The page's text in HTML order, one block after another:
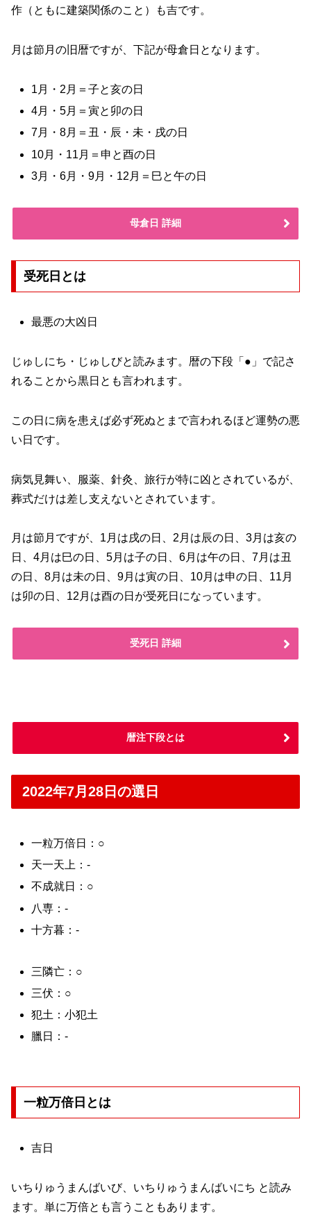
作（ともに建築関係のこと）も吉です。
月は節月の旧暦ですが、下記が母倉日となります。
1月・2月＝子と亥の日
4月・5月＝寅と卯の日
7月・8月＝丑・辰・未・戌の日
10月・11月＝申と酉の日
3月・6月・9月・12月＝巳と午の日
母倉日 詳細
受死日とは
最悪の大凶日
じゅしにち・じゅしびと読みます。暦の下段「●」で記さ
れることから黒日とも言われます。
この日に病を患えば必ず死ぬとまで言われるほど運勢の悪
い日です。
病気見舞い、服薬、針灸、旅行が特に凶とされているが、
葬式だけは差し支えないとされています。
月は節月ですが、1月は戌の日、2月は辰の日、3月は亥の
日、4月は巳の日、5月は子の日、6月は午の日、7月は丑
の日、8月は未の日、9月は寅の日、10月は申の日、11月
は卯の日、12月は酉の日が受死日になっています。
受死日 詳細
暦注下段とは
2022年7月28日の選日
一粒万倍日：○
天一天上：-
不成就日：○
八専：-
十方暮：-
三隣亡：○
三伏：○
犯土：小犯土
臘日：-
一粒万倍日とは
吉日
いちりゅうまんばいび、いちりゅうまんばいにち と読み
ます。単に万倍とも言うこともあります。